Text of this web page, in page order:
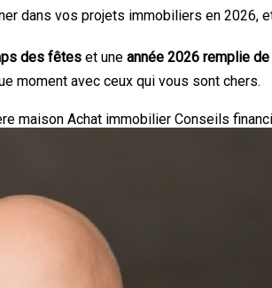
dans vos projets immobiliers en 2026,
des fêtes et une année 2026 remplie
moment avec ceux qui vous sont chers.
maison Achat immobilier Conseils